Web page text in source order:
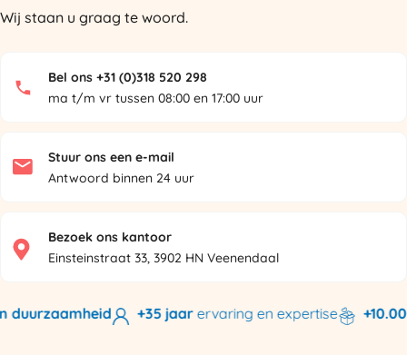
Wij staan u graag te woord.
Bel ons +31 (0)318 520 298
ma t/m vr tussen 08:00 en 17:00 uur
Stuur ons een e-mail
Antwoord binnen 24 uur
Bezoek ons kantoor
Einsteinstraat 33, 3902 HN Veenendaal
+35 jaarervaring en expertise